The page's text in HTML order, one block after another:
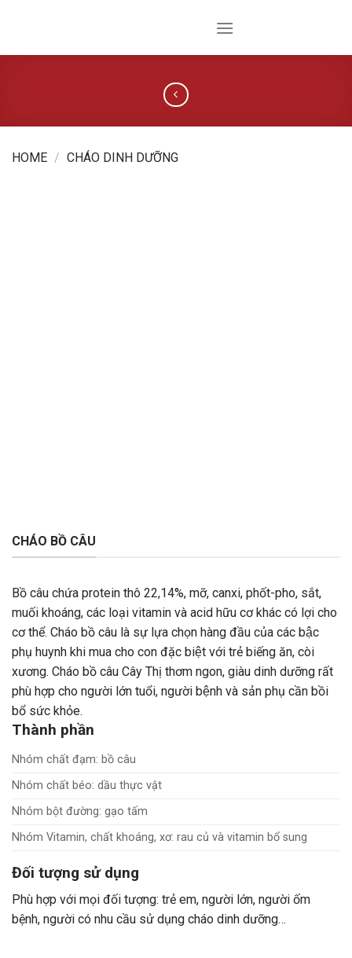
HOME / CHÁO DINH DƯỠNG
CHÁO BỒ CÂU
Bồ câu chứa protein thô 22,14%, mỡ, canxi, phốt-pho, sắt,
muối khoáng, các loại vitamin và acid hữu cơ khác có lợi cho
cơ thể. Cháo bồ câu là sự lựa chọn hàng đầu của các bậc
phụ huynh khi mua cho con đặc biệt với trẻ biếng ăn, còi
xương. Cháo bồ câu Cây Thị thơm ngon, giàu dinh dưỡng rất
phù hợp cho người lớn tuổi, người bệnh và sản phụ cần bồi
bổ sức khỏe.
Thành phần
Nhóm chất đạm: bồ câu
Nhóm chất béo: dầu thực vật
Nhóm bột đường: gạo tấm
Nhóm Vitamin, chất khoáng, xơ: rau củ và vitamin bổ sung
Đối tượng sử dụng
Phù hợp với mọi đối tượng: trẻ em, người lớn, người ốm
bệnh, người có nhu cầu sử dụng cháo dinh dưỡng…